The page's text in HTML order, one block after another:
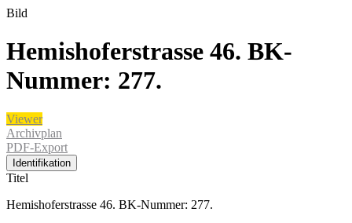
Bild
Hemishoferstrasse 46. BK-
Nummer: 277.
Viewer
Archivplan
PDF-Export
Identifikation
Titel
Hemishoferstrasse 46. BK-Nummer: 277.